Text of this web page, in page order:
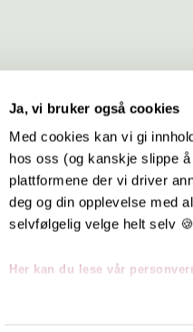
Ja, vi bruker også cookies
Med cookies kan vi gi
hos oss (og kanskje slippe
plattformene der vi driver
deg og din opplevelse med
selvfølgelig velge helt selv 🍪
Her kan du lese vår